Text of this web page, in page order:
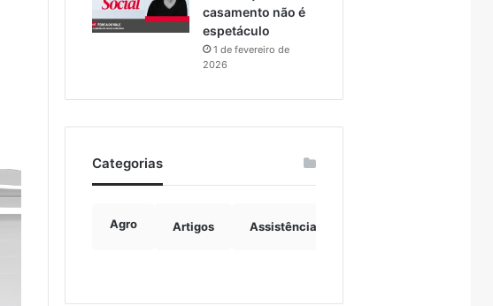
casamento não é
espetáculo
1 de fevereiro de
2026
Categorias
Agro Artigos Assistência Social